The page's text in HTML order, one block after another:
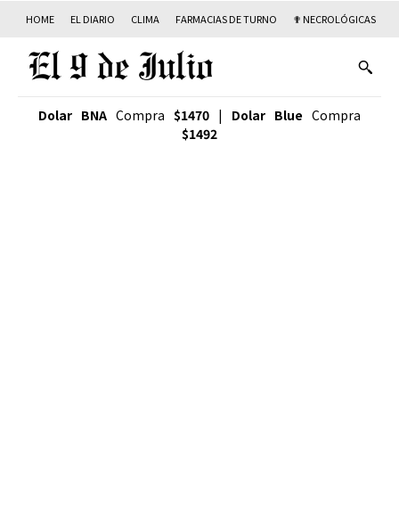
HOME EL DIARIO CLIMA FARMACIAS DE TURNO ✟ NECROLÓGICAS
Dolar BNA Compra $1470 | Dolar Blue Compra
$1492